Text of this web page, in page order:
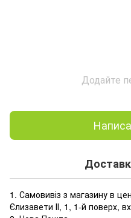
Додайте
1. Самовивіз з магазину в
Єлизавети ІІ, 1, 1-й поверх,